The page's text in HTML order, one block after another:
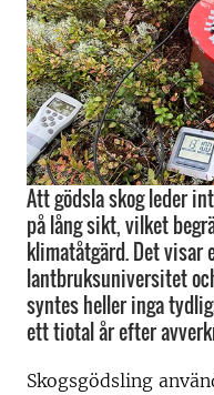
Att gödsla skog leder
på lång sikt, vilket
klimatåtgärd. Det visar
lantbruksuniversitet
syntes heller inga
ett tiotal år efter
Skogsgödsling